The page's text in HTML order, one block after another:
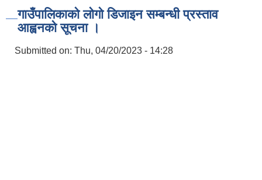
गाउँपालिकाको लोगो डिजाइन सम्बन्धी प्रस्ताव
आह्वनको सूचना ।
Submitted on: Thu, 04/20/2023 - 14:28